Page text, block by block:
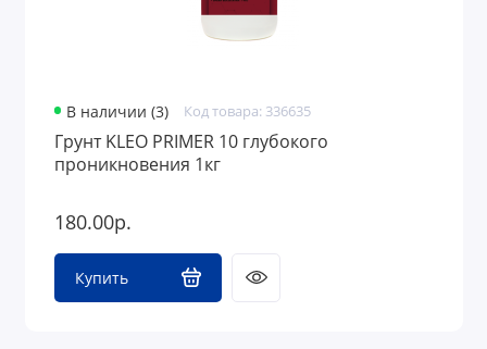
В наличии (3) Код товара: 336635
Грунт KLEO PRIMER 10 глубокого
проникновения 1кг
180.00р.
Купить